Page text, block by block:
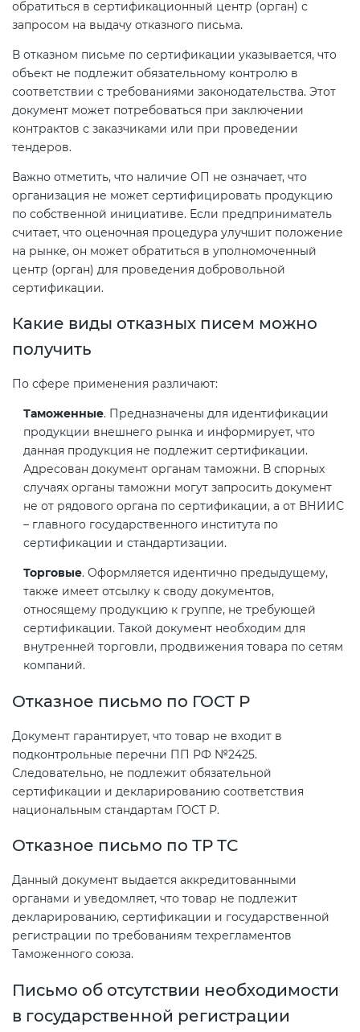
обратиться в сертификационный центр (орган) с
запросом на выдачу отказного письма.
В отказном письме по сертификации указывается, что
объект не подлежит обязательному контролю в
соответствии с требованиями законодательства. Этот
документ может потребоваться при заключении
контрактов с заказчиками или при проведении
тендеров.
Важно отметить, что наличие ОП не означает, что
организация не может сертифицировать продукцию
по собственной инициативе. Если предприниматель
считает, что оценочная процедура улучшит положение
на рынке, он может обратиться в уполномоченный
центр (орган) для проведения добровольной
сертификации.
Какие виды отказных писем можно
получить
По сфере применения различают:
Таможенные. Предназначены для идентификации
продукции внешнего рынка и информирует, что
данная продукция не подлежит сертификации.
Адресован документ органам таможни. В спорных
случаях органы таможни могут запросить документ
не от рядового органа по сертификации, а от ВНИИС
– главного государственного института по
сертификации и стандартизации.
Торговые. Оформляется идентично предыдущему,
также имеет отсылку к своду документов,
относящему продукцию к группе, не требующей
сертификации. Такой документ необходим для
внутренней торговли, продвижения товара по сетям
компаний.
Отказное письмо по ГОСТ Р
Документ гарантирует, что товар не входит в
подконтрольные перечни ПП РФ №2425.
Следовательно, не подлежит обязательной
сертификации и декларированию соответствия
национальным стандартам ГОСТ Р.
Отказное письмо по ТР ТС
Данный документ выдается аккредитованными
органами и уведомляет, что товар не подлежит
декларированию, сертификации и государственной
регистрации по требованиям техрегламентов
Таможенного союза.
Письмо об отсутствии необходимости
в государственной регистрации